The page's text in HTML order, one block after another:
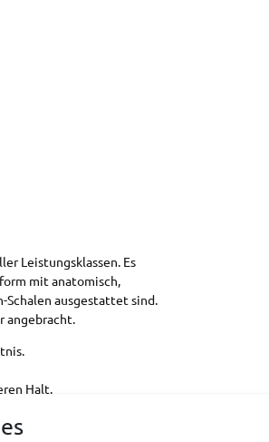
Leistungsklassen. Es
mit anatomisch,
ausgestattet sind.
angebracht.
Halt.